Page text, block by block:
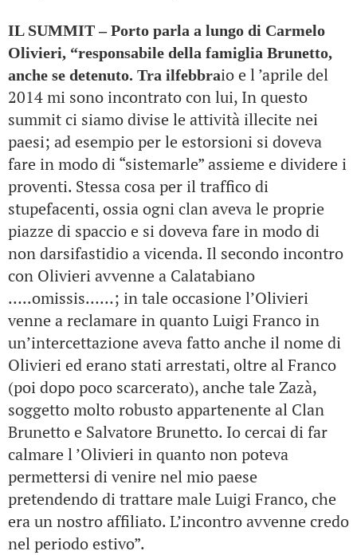
IL SUMMIT – Porto parla a lungo di Carmelo
Olivieri, “responsabile della famiglia Brunetto,
anche se detenuto. Tra ilfebbraio e l ’aprile del
2014 mi sono incontrato con lui, In questo
summit ci siamo divise le attività illecite nei
paesi; ad esempio per le estorsioni si doveva
fare in modo di “sistemarle” assieme e dividere i
proventi. Stessa cosa per il traffico di
stupefacenti, ossia ogni clan aveva le proprie
piazze di spaccio e si doveva fare in modo di
non darsifastidio a vicenda. Il secondo incontro
con Olivieri avvenne a Calatabiano
…..omissis……; in tale occasione l’Olivieri
venne a reclamare in quanto Luigi Franco in
un’intercettazione aveva fatto anche il nome di
Olivieri ed erano stati arrestati, oltre al Franco
(poi dopo poco scarcerato), anche tale Zazà,
soggetto molto robusto appartenente al Clan
Brunetto e Salvatore Brunetto. Io cercai di far
calmare l ’Olivieri in quanto non poteva
permettersi di venire nel mio paese
pretendendo di trattare male Luigi Franco, che
era un nostro affiliato. L’incontro avvenne credo
nel periodo estivo”.